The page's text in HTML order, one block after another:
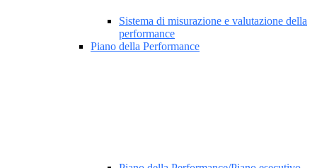
Sistema di misurazione e valutazione della
performance
Piano della Performance